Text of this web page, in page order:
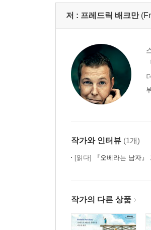
저 : 프레드릭 배크만
작가와 인터뷰 (1개)
[읽다] 『오베라는 남자
작가의 다른 상품